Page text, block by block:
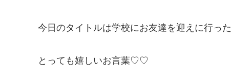
今日のタイトルは学校にお友達を迎えに行っ
とっても嬉しいお言葉♡♡